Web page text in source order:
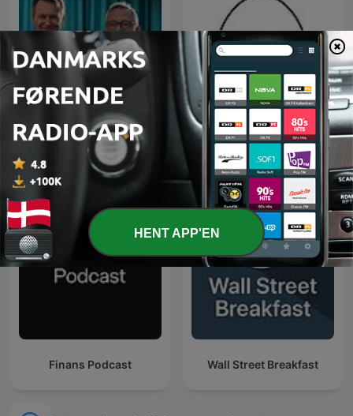
Investeringspodcasten
René will Rendite - Der
Podcast
Finans Podcast Wall Street Breakfast
HENT APP'EN